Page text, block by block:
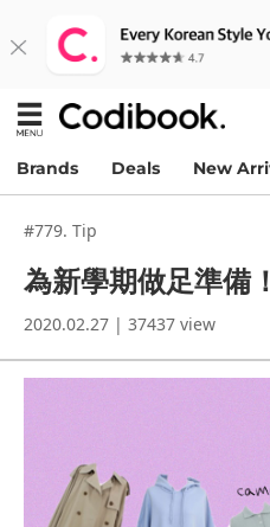
Brands Deals New
#779. Tip
為新學期做足準備
2020.02.27 | 37437 view